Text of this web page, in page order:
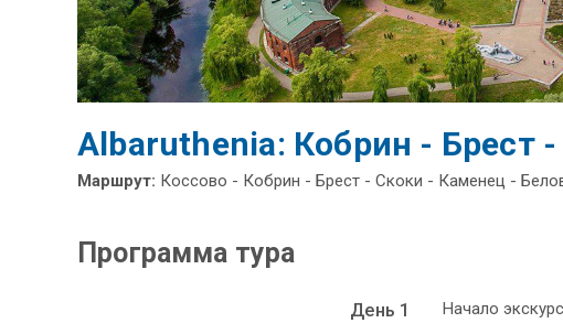
Albaruthenia: Кобрин - Брест
Маршрут: Коссово - Кобрин - Брест - Скоки - Каменец -
Программа тура
День 1 Начало